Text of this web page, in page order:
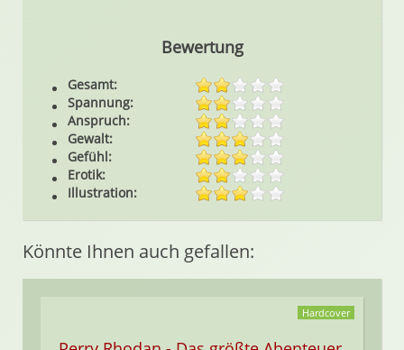
Bewertung
Gesamt:
Spannung:
Anspruch:
Gewalt:
Gefühl:
Erotik:
Illustration:
Könnte Ihnen auch gefallen:
Hardcover